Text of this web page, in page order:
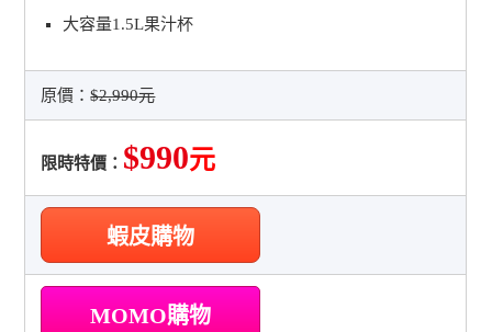
大容量1.5L果汁杯
原價：$2,990元
限時特價： $990元
蝦皮購物
MOMO購物